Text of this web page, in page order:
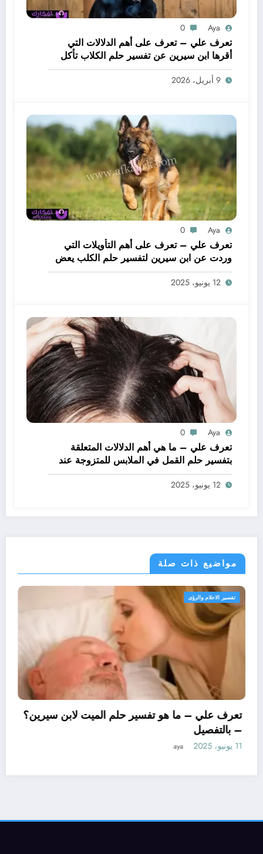
Aya
0
تعرف علي – تعرف على أهم الدلالات التي
أقرها ابن سيرين عن تفسير حلم الكلاب تأكل
لحم – بالتفصيل
9 أبريل، 2026
Aya
0
تعرف علي – تعرف على أهم التأويلات التي
وردت عن ابن سيرين لتفسير حلم الكلب يعض
يدي – بالتفصيل
12 يونيو، 2025
Aya
0
تعرف علي – ما هي أهم الدلالات المتعلقة
بتفسير حلم القمل في الملابس للمتزوجة عند
ابن سيرين؟ – بالتفصيل
12 يونيو، 2025
مواضيع ذات صلة
تعرف علي –
تأويل ابن سيرين لتفسير حلم